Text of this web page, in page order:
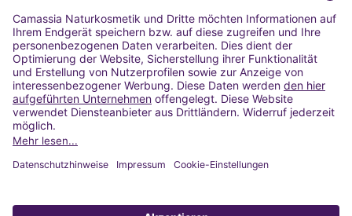
Impressum
Allgemeine Geschäftsbedingungen
Datenschutzerklärung Camassia
Widerrufsbelehrung
Copyright 2020 | Alle Rechte vorbehalten